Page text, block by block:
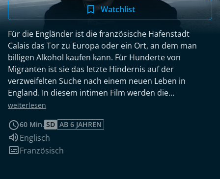
Watchlist
Für die Engländer ist die französische Hafenstadt
Calais das Tor zu Europa oder ein Ort, an dem man
billigen Alkohol kaufen kann. Für Hunderte von
Migranten ist sie das letzte Hindernis auf der
verzweifelten Suche nach einem neuen Leben in
England. In diesem intimen Film werden die
Geschichten von Flüchtlingen, Migranten und
ein Bild vom Leben in einer flüchtigen Stadt zu
zeichnen, in der die Bewohner von einem besseren
Leben träumen. Nach seinem Film LIFT sucht Marc
weiterlesen
60 Min. SD AB 6 JAHREN
Sprache:
Englisch
Untertitel:
Französisch